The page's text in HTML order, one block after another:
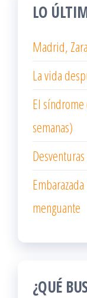
LO
Madrid,
La vida
El
semanas)
menguante
¿QUÉ